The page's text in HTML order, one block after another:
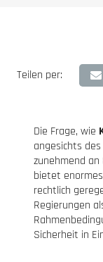
Teilen per:
Die Frage, wie
angesichts
zunehmend
bietet
rechtlich
Regierungen
Sicherheit in